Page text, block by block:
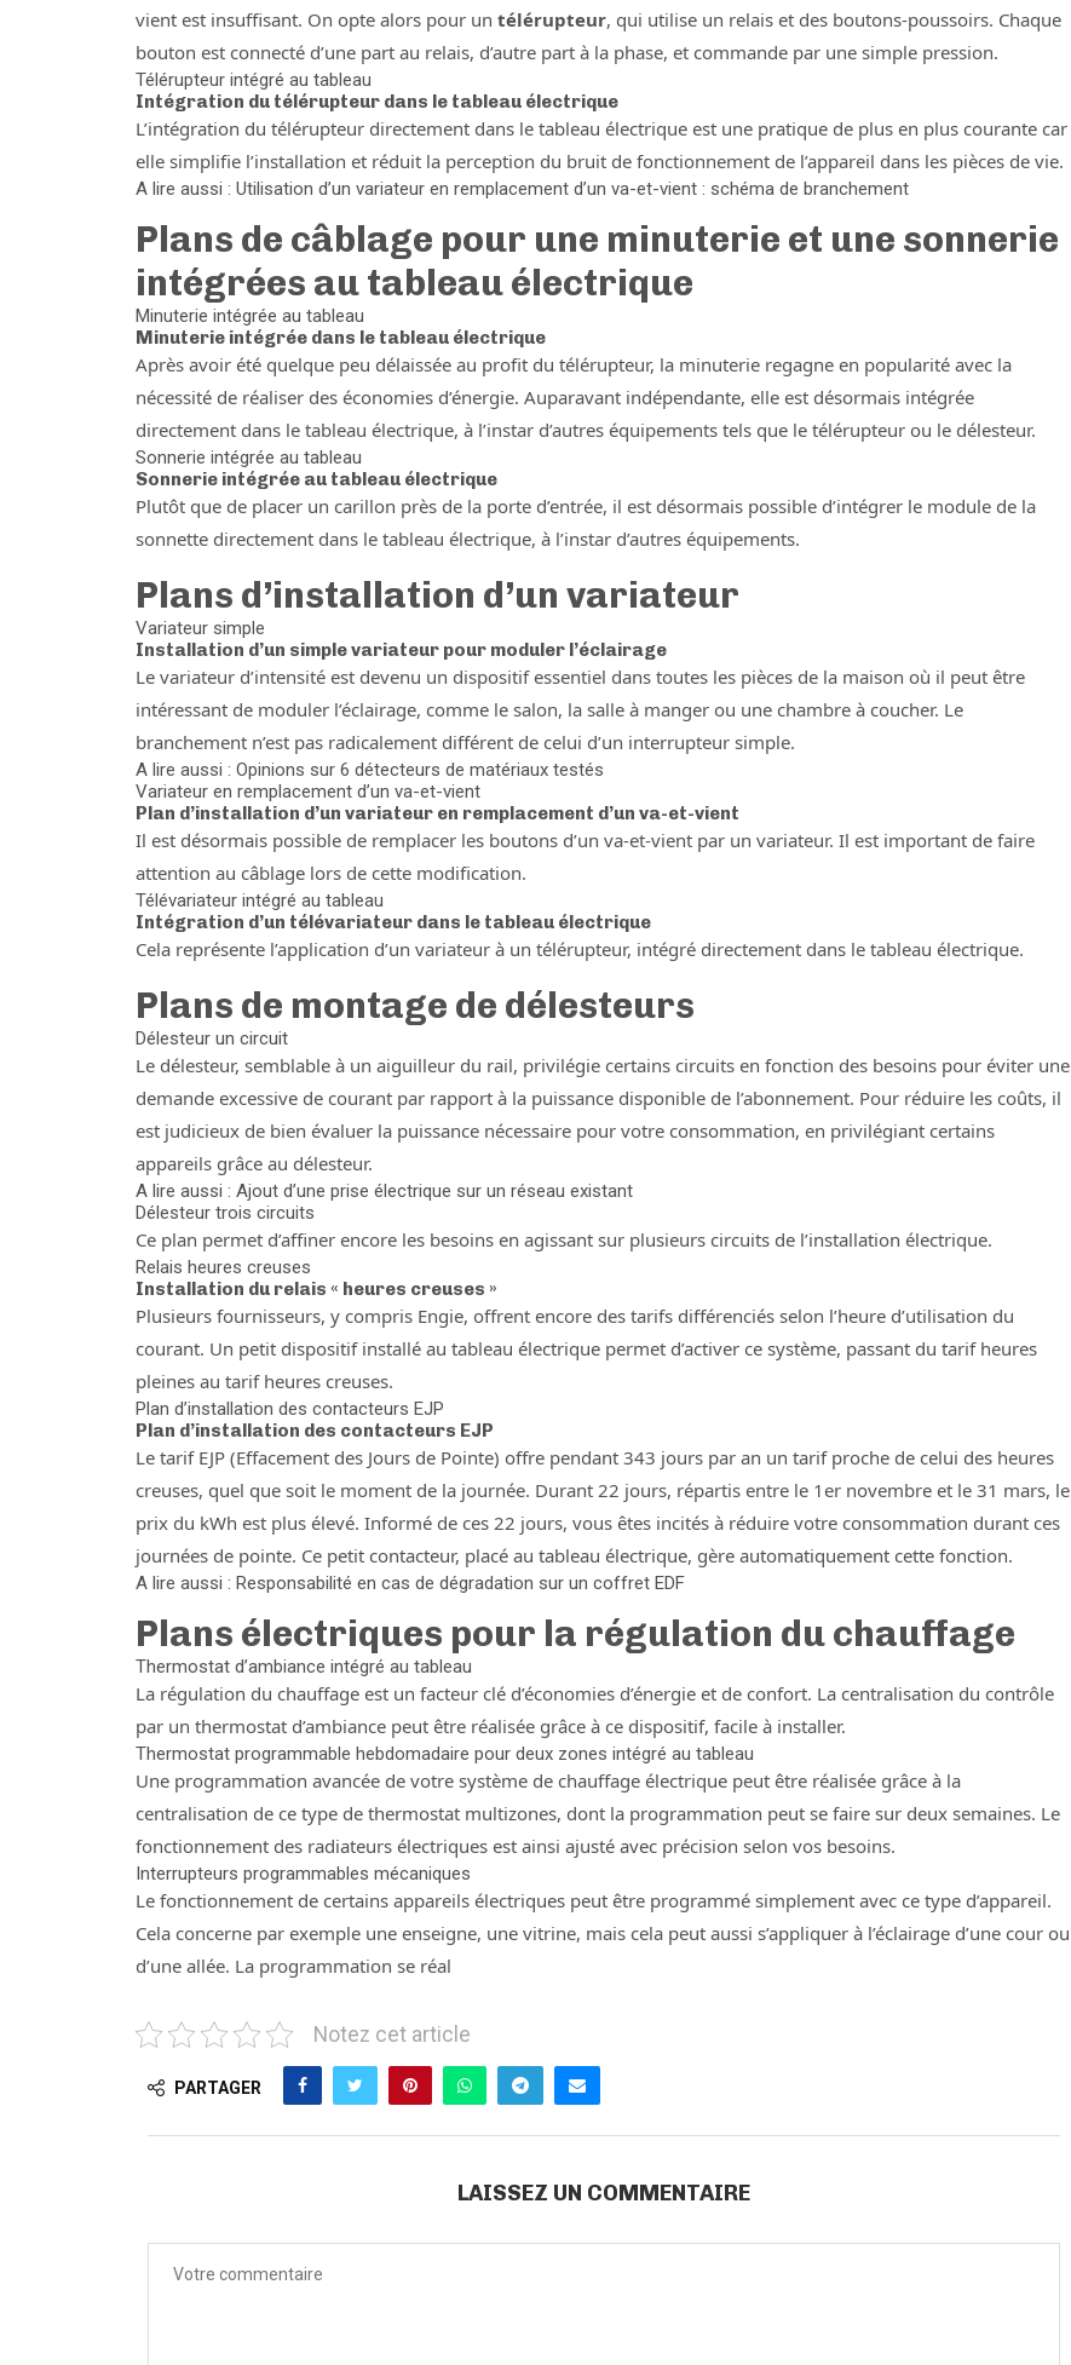
vient est insuffisant. On opte alors pour un télérupteur, qui utilise un relais et des boutons-poussoirs. Chaque
bouton est connecté d’une part au relais, d’autre part à la phase, et commande par une simple pression.
Télérupteur intégré au tableau
Intégration du télérupteur dans le tableau électrique
L’intégration du télérupteur directement dans le tableau électrique est une pratique de plus en plus courante car
elle simplifie l’installation et réduit la perception du bruit de fonctionnement de l’appareil dans les pièces de vie.
A lire aussi : Utilisation d’un variateur en remplacement d’un va-et-vient : schéma de branchement
Plans de câblage pour une minuterie et une sonnerie
intégrées au tableau électrique
Minuterie intégrée au tableau
Minuterie intégrée dans le tableau électrique
Après avoir été quelque peu délaissée au profit du télérupteur, la minuterie regagne en popularité avec la
nécessité de réaliser des économies d’énergie. Auparavant indépendante, elle est désormais intégrée
directement dans le tableau électrique, à l’instar d’autres équipements tels que le télérupteur ou le délesteur.
Sonnerie intégrée au tableau
Sonnerie intégrée au tableau électrique
Plutôt que de placer un carillon près de la porte d’entrée, il est désormais possible d’intégrer le module de la
sonnette directement dans le tableau électrique, à l’instar d’autres équipements.
Plans d’installation d’un variateur
Variateur simple
Installation d’un simple variateur pour moduler l’éclairage
Le variateur d’intensité est devenu un dispositif essentiel dans toutes les pièces de la maison où il peut être
intéressant de moduler l’éclairage, comme le salon, la salle à manger ou une chambre à coucher. Le
branchement n’est pas radicalement différent de celui d’un interrupteur simple.
A lire aussi : Opinions sur 6 détecteurs de matériaux testés
Variateur en remplacement d’un va-et-vient
Plan d’installation d’un variateur en remplacement d’un va-et-vient
Il est désormais possible de remplacer les boutons d’un va-et-vient par un variateur. Il est important de faire
attention au câblage lors de cette modification.
Télévariateur intégré au tableau
Intégration d’un télévariateur dans le tableau électrique
Cela représente l’application d’un variateur à un télérupteur, intégré directement dans le tableau électrique.
Plans de montage de délesteurs
Délesteur un circuit
Le délesteur, semblable à un aiguilleur du rail, privilégie certains circuits en fonction des besoins pour éviter une
demande excessive de courant par rapport à la puissance disponible de l’abonnement. Pour réduire les coûts, il
est judicieux de bien évaluer la puissance nécessaire pour votre consommation, en privilégiant certains
appareils grâce au délesteur.
A lire aussi : Ajout d’une prise électrique sur un réseau existant
Délesteur trois circuits
Ce plan permet d’affiner encore les besoins en agissant sur plusieurs circuits de l’installation électrique.
Relais heures creuses
Installation du relais « heures creuses »
Plusieurs fournisseurs, y compris Engie, offrent encore des tarifs différenciés selon l’heure d’utilisation du
courant. Un petit dispositif installé au tableau électrique permet d’activer ce système, passant du tarif heures
pleines au tarif heures creuses.
Plan d’installation des contacteurs EJP
Plan d’installation des contacteurs EJP
Le tarif EJP (Effacement des Jours de Pointe) offre pendant 343 jours par an un tarif proche de celui des heures
creuses, quel que soit le moment de la journée. Durant 22 jours, répartis entre le 1er novembre et le 31 mars, le
prix du kWh est plus élevé. Informé de ces 22 jours, vous êtes incités à réduire votre consommation durant ces
journées de pointe. Ce petit contacteur, placé au tableau électrique, gère automatiquement cette fonction.
A lire aussi : Responsabilité en cas de dégradation sur un coffret EDF
Plans électriques pour la régulation du chauffage
Thermostat d’ambiance intégré au tableau
La régulation du chauffage est un facteur clé d’économies d’énergie et de confort. La centralisation du contrôle
par un thermostat d’ambiance peut être réalisée grâce à ce dispositif, facile à installer.
Thermostat programmable hebdomadaire pour deux zones intégré au tableau
Une programmation avancée de votre système de chauffage électrique peut être réalisée grâce à la
centralisation de ce type de thermostat multizones, dont la programmation peut se faire sur deux semaines. Le
fonctionnement des radiateurs électriques est ainsi ajusté avec précision selon vos besoins.
Interrupteurs programmables mécaniques
Le fonctionnement de certains appareils électriques peut être programmé simplement avec ce type d’appareil.
Cela concerne par exemple une enseigne, une vitrine, mais cela peut aussi s’appliquer à l’éclairage d’une cour ou
d’une allée. La programmation se réal
Notez cet article
PARTAGER
LAISSEZ UN COMMENTAIRE